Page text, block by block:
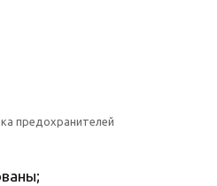
предохранителей